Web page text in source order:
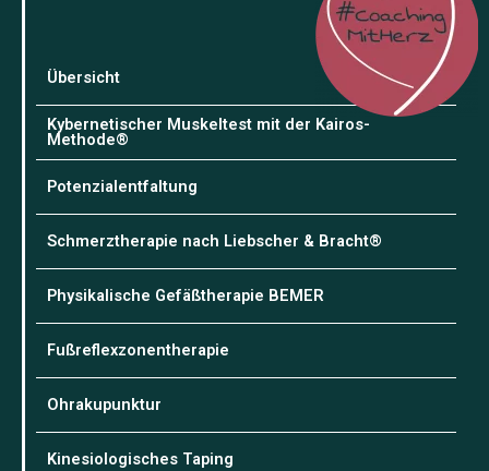
Übersicht
Kybernetischer Muskeltest mit der Kairos-
Methode®
Potenzialentfaltung
Schmerztherapie nach Liebscher & Bracht®
Physikalische Gefäßtherapie BEMER
Fußreflexzonentherapie
Ohrakupunktur
Kinesiologisches Taping